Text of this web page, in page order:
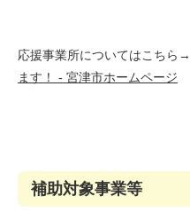
応援事業所についてはこちら→
ます！ - 宮津市ホームページ
補助対象事業等